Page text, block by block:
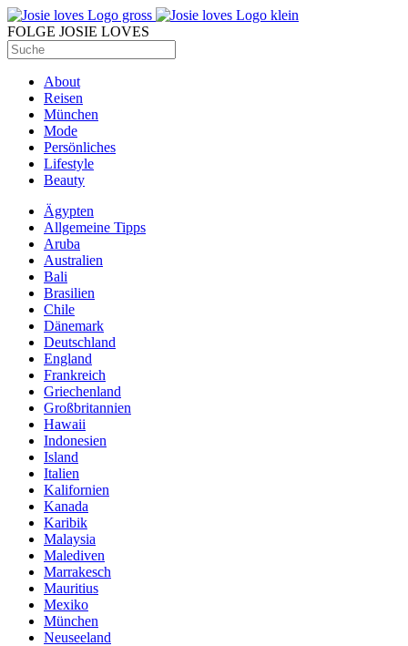
FOLGE JOSIE LOVES
About
Reisen
München
Mode
Persönliches
Lifestyle
Beauty
Ägypten
Allgemeine Tipps
Aruba
Australien
Bali
Brasilien
Chile
Dänemark
Deutschland
England
Frankreich
Griechenland
Großbritannien
Hawaii
Indonesien
Island
Italien
Kalifornien
Kanada
Karibik
Malaysia
Malediven
Marrakesch
Mauritius
Mexiko
München
Neuseeland